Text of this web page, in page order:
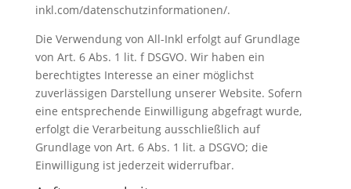
inkl.com/datenschutzinformationen/.
Die Verwendung von All-Inkl erfolgt auf Grundlage
von Art. 6 Abs. 1 lit. f DSGVO. Wir haben ein
berechtigtes Interesse an einer möglichst
zuverlässigen Darstellung unserer Website. Sofern
eine entsprechende Einwilligung abgefragt wurde,
erfolgt die Verarbeitung ausschließlich auf
Grundlage von Art. 6 Abs. 1 lit. a DSGVO; die
Einwilligung ist jederzeit widerrufbar.